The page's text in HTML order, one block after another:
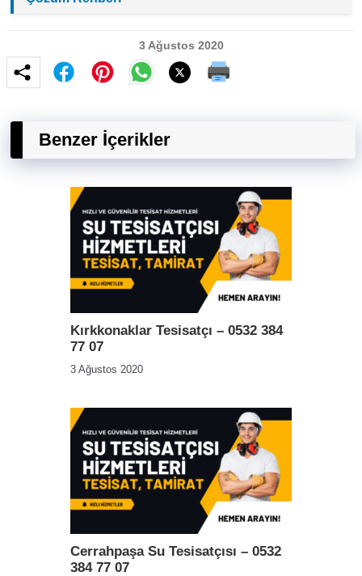
3 Ağustos 2020
Benzer İçerikler
Kırkkonaklar Tesisatçı – 0532 384
77 07
3 Ağustos 2020
Cerrahpaşa Su Tesisatçısı – 0532
384 77 07